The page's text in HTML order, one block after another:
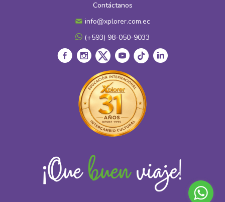
Contáctanos
info@xplorer.com.ec
(+593) 98-050-9033